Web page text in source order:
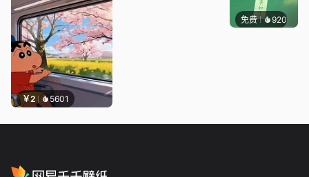
￥2 5601
免费 920好看